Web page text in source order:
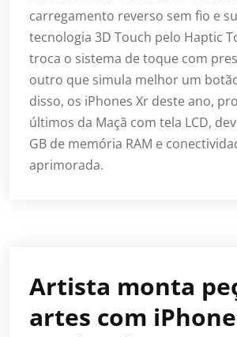
carregamento reverso sem fio e
tecnologia 3D Touch pelo Haptic
troca o sistema de toque com
outro que simula melhor um
disso, os iPhones Xr deste ano,
últimos da Maçã com tela LCD,
GB de memória RAM e
aprimorada.
Artista monta
artes com